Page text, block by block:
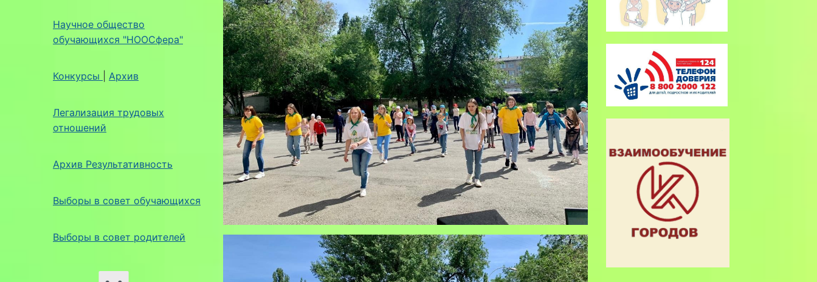
Научное общество
обучающихся "НООСфера"
Конкурсы Архив
Легализация трудовых
отношений
Архив Результативность
Выборы в совет обучающихся
Выборы в совет родителей